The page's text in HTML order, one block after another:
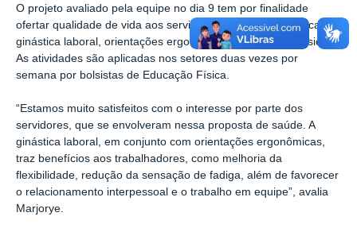
O projeto avaliado pela equipe no dia 9 tem por finalidade
ofertar qualidade de vida aos servidores por meio da prática de
ginástica laboral, orientações ergonômicas e avaliações físicas.
As atividades são aplicadas nos setores duas vezes por
semana por bolsistas de Educação Física.
“Estamos muito satisfeitos com o interesse por parte dos
servidores, que se envolveram nessa proposta de saúde. A
ginástica laboral, em conjunto com orientações ergonômicas,
traz benefícios aos trabalhadores, como melhoria da
flexibilidade, redução da sensação de fadiga, além de favorecer
o relacionamento interpessoal e o trabalho em equipe”, avalia
Marjorye.